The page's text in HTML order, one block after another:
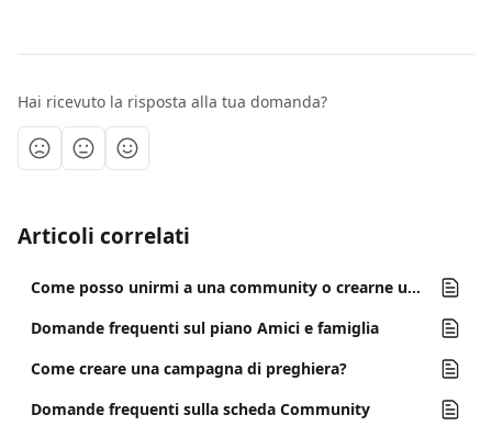
Hai ricevuto la risposta alla tua domanda?
Articoli correlati
Come posso unirmi a una community o crearne una nell'app Hallow?
Domande frequenti sul piano Amici e famiglia
Come creare una campagna di preghiera?
Domande frequenti sulla scheda Community